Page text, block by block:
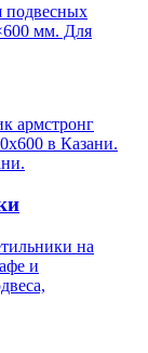
подвесных
мм. Для
армстронг
в Казани.
.
на
и